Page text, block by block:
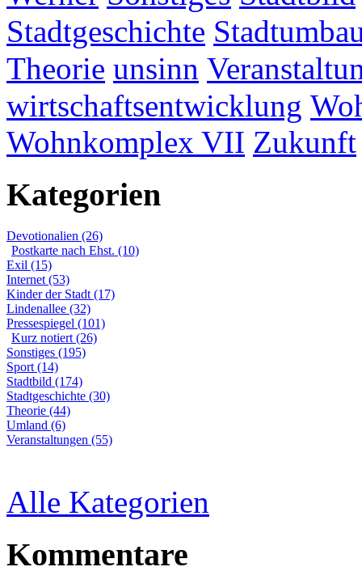
Stadtgeschichte
Theorie unsinn
wirtschaftsentwicklung
Wohnkomplex VII Zukunft
Kategorien
Devotionalien (26)
Postkarte nach Ehst. (10)
Exil (15)
Internet (53)
Kinder der Stadt (17)
Lindenallee (32)
Pressespiegel (101)
Kurz notiert (26)
Sonstiges (195)
Sport (14)
Stadtbild (174)
Stadtgeschichte (30)
Theorie (44)
Umland (6)
Veranstaltungen (55)
Alle Kategorien
Kommentare